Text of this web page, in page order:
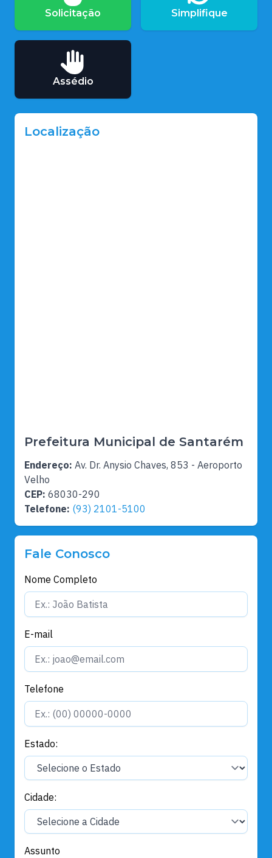
Solicitação Simplifique
Assédio
Localização
Prefeitura Municipal de Santarém
Endereço: Av. Dr. Anysio Chaves, 853 - Aeroporto
Velho
CEP: 68030-290
Telefone: (93) 2101-5100
Fale Conosco
Nome Completo
E-mail
Telefone
Estado:
Cidade:
Assunto